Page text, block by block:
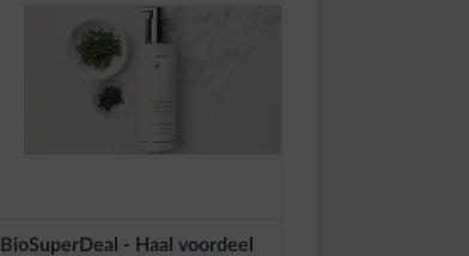
BioSuperDeal - Haal voordeel